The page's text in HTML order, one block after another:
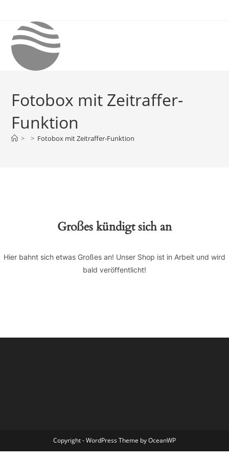
springen
Fotobox mit Zeitraffer-
Funktion
> > Fotobox mit Zeitraffer-Funktion
Großes kündigt sich an
Hier bahnt sich etwas Großes an! Unser Shop ist in Arbeit und wird
bald veröffentlicht!
Copyright - WordPress Theme by OceanWP